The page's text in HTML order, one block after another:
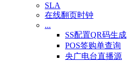
SLA
在线翻页时钟
...
SS配置QR码生成
POS签购单查询
央广电台直播源